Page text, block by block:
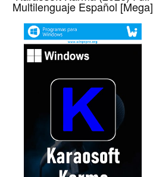
Multilenguaje Español [Mega]